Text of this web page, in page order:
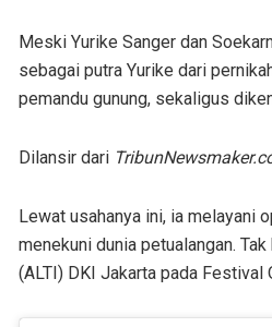
Meski Yurike Sanger dan
sebagai putra Yurike dari
pemandu gunung, sekaligus
Dilansir dari
Lewat usahanya ini, ia melayani
menekuni dunia petualangan.
(ALTI) DKI Jakarta pada Festival